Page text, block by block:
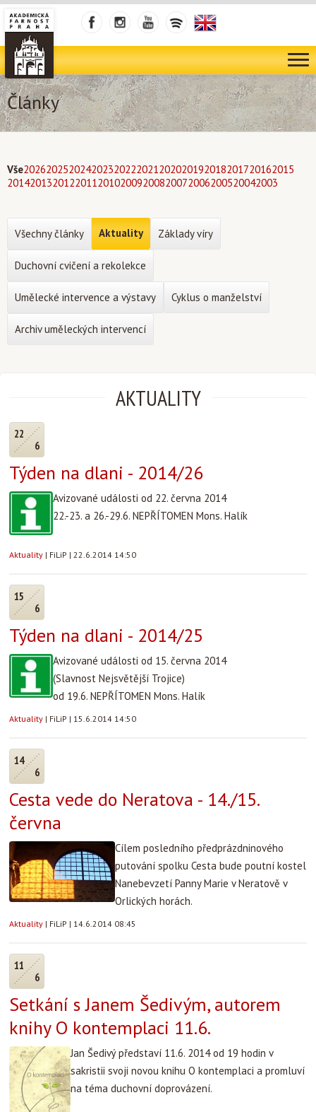
Články
Vše202620252024202320222021202020192018201720162015
201420132012201120102009200820072006200520042003
AKTUALITY
22
6
Týden na dlani - 2014/26
Avizované události od 22. června 2014
22.-23. a 26.-29.6. NEPŘÍTOMEN Mons. Halík
Aktuality | FiLiP | 22.6.2014 14:50
15
6
Týden na dlani - 2014/25
Avizované události od 15. června 2014
(Slavnost Nejsvětější Trojice)
od 19.6. NEPŘÍTOMEN Mons. Halík
Aktuality | FiLiP | 15.6.2014 14:50
14
6
Cesta vede do Neratova - 14./15.
června
Cílem posledního předprázdninového
putování spolku Cesta bude poutní kostel
Nanebevzetí Panny Marie v Neratově v
Orlických horách.
Aktuality | FiLiP | 14.6.2014 08:45
11
6
Setkání s Janem Šedivým, autorem
knihy O kontemplaci 11.6.
Jan Šedivý představí 11.6. 2014 od 19 hodin v
sakristii svoji novou knihu O kontemplaci a promluví
na téma duchovní doprovázení.
Všechny články Aktuality Základy víry
Duchovní cvičení a rekolekce
Umělecké intervence a výstavy Cyklus o manželství
Archiv uměleckých intervencí